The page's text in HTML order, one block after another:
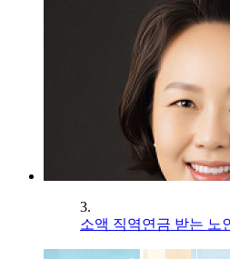
3.
소액 직역연금 받는 노